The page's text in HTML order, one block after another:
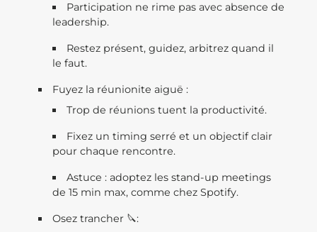
Participation ne rime pas avec absence de
leadership.
Restez présent, guidez, arbitrez quand il
le faut.
Fuyez la réunionite aiguë :
Trop de réunions tuent la productivité.
Fixez un timing serré et un objectif clair
pour chaque rencontre.
Astuce : adoptez les stand-up meetings
de 15 min max, comme chez Spotify.
Osez trancher 🔪: